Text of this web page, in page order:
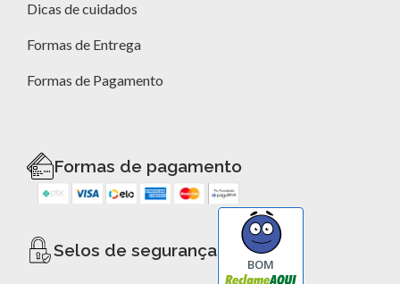
Dicas de cuidados
Formas de Entrega
Formas de Pagamento
Formas de pagamento
Selos de segurança
BOM